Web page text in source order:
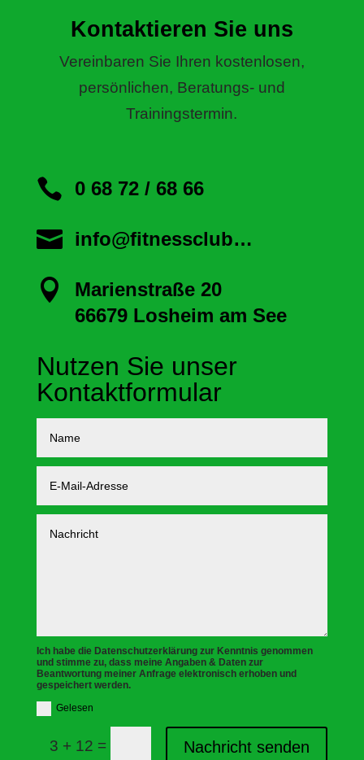
Kontaktieren Sie uns
Vereinbaren Sie Ihren kostenlosen,
persönlichen, Beratungs- und
Trainingstermin.
 0 68 72 / 68 66
 info@fitnessclub…

Marienstraße 20
66679 Losheim am See
Nutzen Sie unser
Kontaktformular
Ich habe die Datenschutzerklärung zur Kenntnis genommen
und stimme zu, dass meine Angaben & Daten zur
Beantwortung meiner Anfrage elektronisch erhoben und
gespeichert werden.
Gelesen
3 + 12 = Nachricht senden